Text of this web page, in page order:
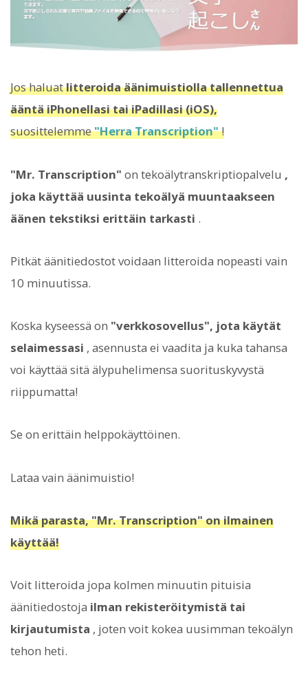
Jos haluatlitteroida äänimuistiolla tallennettua
ääntä iPhonellasi tai iPadillasi (iOS),
suosittelemme"Herra Transcription"!
"Mr. Transcription" on tekoälytranskriptiopalvelu ,
joka käyttää uusinta tekoälyä muuntaakseen
äänen tekstiksi erittäin tarkasti .
Pitkät äänitiedostot voidaan litteroida nopeasti vain
10 minuutissa.
Koska kyseessä on "verkkosovellus", jota käytät
selaimessasi , asennusta ei vaadita ja kuka tahansa
voi käyttää sitä älypuhelimensa suorituskyvystä
riippumatta!
Se on erittäin helppokäyttöinen.
Lataa vain äänimuistio!
Mikä parasta, "Mr. Transcription" on ilmainen
käyttää!
Voit litteroida jopa kolmen minuutin pituisia
äänitiedostoja ilman rekisteröitymistä tai
kirjautumista , joten voit kokea uusimman tekoälyn
tehon heti.